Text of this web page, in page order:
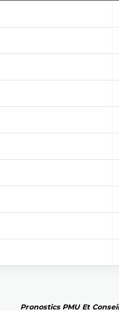
Pronostics PMU Et